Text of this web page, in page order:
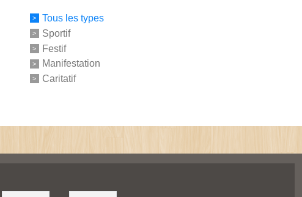
Tous les types
Sportif
Festif
Manifestation
Caritatif